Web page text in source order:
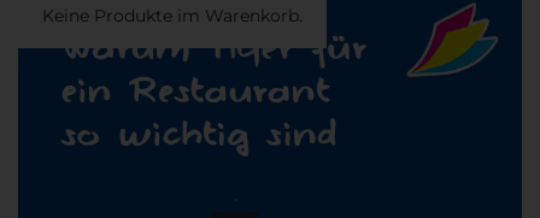
Keine Produkte im Warenkorb.